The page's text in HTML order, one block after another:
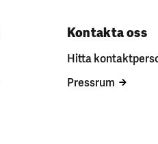
Kontakta oss
Hitta
Pressrum